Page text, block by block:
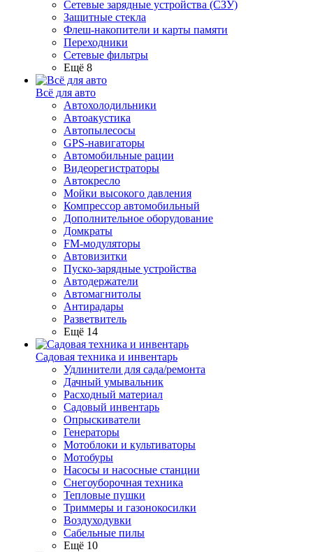
Сетевые зарядные устройства (СЗУ)
Защитные стекла
Флеш-накопители и карты памяти
Переходники
Сетевые фильтры
Ещё 8
Всё для авто
Автохолодильники
Автоакустика
Автопылесосы
GPS-навигаторы
Автомобильные рации
Видеорегистраторы
Автокресло
Мойки высокого давления
Компрессор автомобильный
Дополнительное оборудование
Домкраты
FM-модуляторы
Автовизитки
Пуско-зарядные устройства
Автодержатели
Автомагнитолы
Антирадары
Разветвитель
Ещё 14
Садовая техника и инвентарь
Удлинители для сада/ремонта
Дачный умывальник
Расходный материал
Садовый инвентарь
Опрыскиватели
Генераторы
Мотоблоки и культиваторы
Мотобуры
Насосы и насосные станции
Снегоуборочная техника
Тепловые пушки
Триммеры и газонокосилки
Воздуходувки
Сабельные пилы
Ещё 10